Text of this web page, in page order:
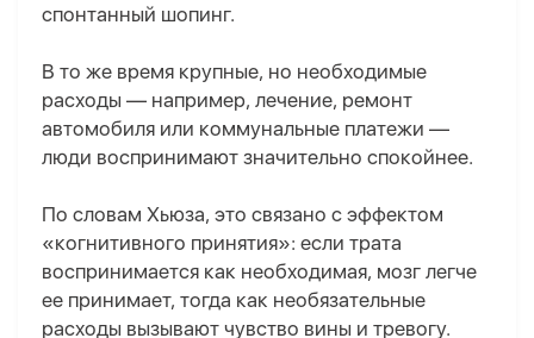
спонтанный шопинг.
В то же время крупные, но необходимые
расходы — например, лечение, ремонт
автомобиля или коммунальные платежи —
люди воспринимают значительно спокойнее.
По словам Хьюза, это связано с эффектом
«когнитивного принятия»: если трата
воспринимается как необходимая, мозг легче
ее принимает, тогда как необязательные
расходы вызывают чувство вины и тревогу.